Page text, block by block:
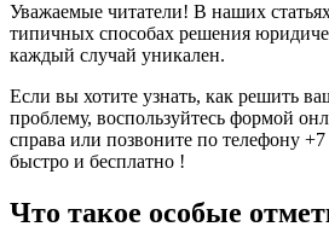
Уважаемые читатели! В наших
типичных способах решения
каждый случай уникален.
Если вы хотите узнать, как решить
проблему, воспользуйтесь формой
справа или позвоните по телефону
быстро и бесплатно !
Что такое особые